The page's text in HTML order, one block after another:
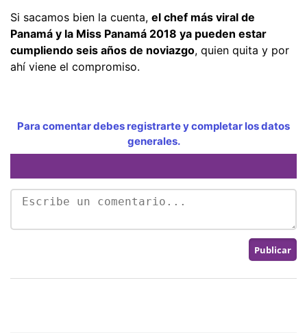
Si sacamos bien la cuenta, el chef más viral de
Panamá y la Miss Panamá 2018 ya pueden estar
cumpliendo seis años de noviazgo, quien quita y por
ahí viene el compromiso.
Para comentar debes registrarte y completar los datos
generales.